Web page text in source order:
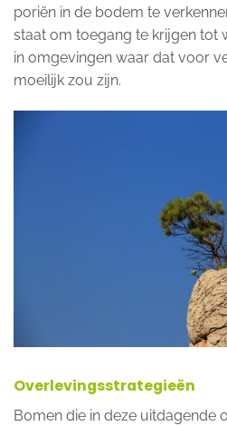
poriën in de bodem te
staat om toegang te krijgen tot
in omgevingen waar dat voor
moeilijk zou zijn.
Overlevingsstrategieën
Bomen die in deze uitdagende